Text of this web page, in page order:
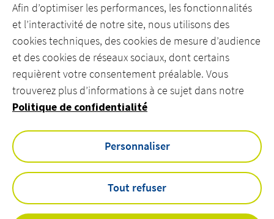
CNIL – Cookies : les outils pour les maîtriser
REJOIGNEZ NOS ÉQUIPES
CONTACTEZ-NOUS
linkedinyoutube
Afin d’optimiser les performances, les fonctionnalités
et l’interactivité de notre site, nous utilisons des
cookies techniques, des cookies de mesure d’audience
et des cookies de réseaux sociaux, dont certains
requièrent votre consentement préalable. Vous
trouverez plus d’informations à ce sujet dans notre
Politique de confidentialité
Personnaliser
Tout refuser